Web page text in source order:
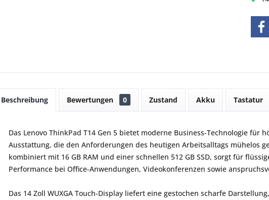
Beschreibung Bewertungen 0 Zustand Akku Tastatur
Das Lenovo ThinkPad T14 Gen 5 bietet moderne Business-Technologie
Ausstattung, die den Anforderungen des heutigen Arbeitsalltags mühelos
kombiniert mit 16 GB RAM und einer schnellen 512 GB SSD, sorgt für
Performance bei Office-Anwendungen, Videokonferenzen sowie
Das 14 Zoll WUXGA Touch-Display liefert eine gestochen scharfe